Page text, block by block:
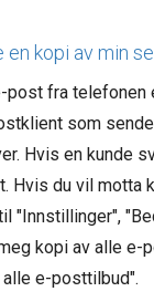
en kopi av min
post fra telefonen
som
Hvis en kunde
Hvis du vil motta
"Innstillinger",
kopi av alle e-
e-posttilbud".